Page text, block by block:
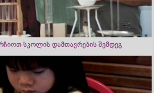
სკოლის დამთავრების შემდეგ